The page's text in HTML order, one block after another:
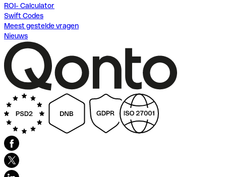
ROI- Calculator
Swift Codes
Meest gestelde vragen
Nieuws